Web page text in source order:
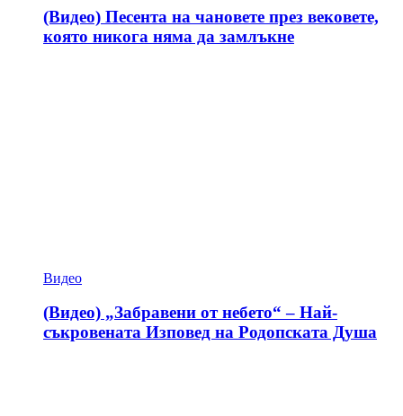
(Видео) Песента на чановете през вековете,
която никога няма да замлъкне
Видео
(Видео) „Забравени от небето“ – Най-
съкровената Изповед на Родопската Душа